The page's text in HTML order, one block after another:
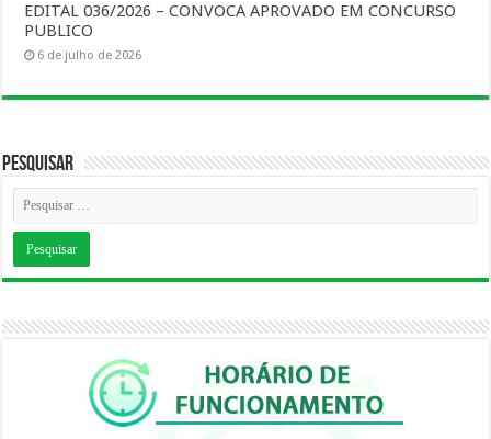
EDITAL 036/2026 – CONVOCA APROVADO EM CONCURSO
PUBLICO
6 de julho de 2026
Pesquisar